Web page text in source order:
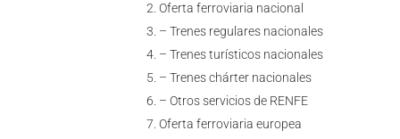
Oferta ferroviaria nacional
– Trenes regulares nacionales
– Trenes turísticos nacionales
– Trenes chárter nacionales
– Otros servicios de RENFE
Oferta ferroviaria europea